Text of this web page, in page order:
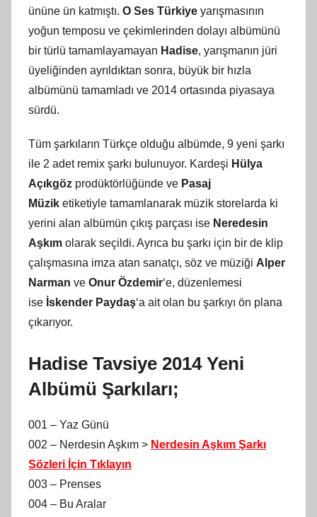
ününe ün katmıştı. O Ses Türkiye yarışmasının
yoğun temposu ve çekimlerinden dolayı albümünü
bir türlü tamamlayamayan Hadise, yarışmanın jüri
üyeliğinden ayrıldıktan sonra, büyük bir hızla
albümünü tamamladı ve 2014 ortasında piyasaya
sürdü.
Tüm şarkıların Türkçe olduğu albümde, 9 yeni şarkı
ile 2 adet remix şarkı bulunuyor. Kardeşi Hülya
Açıkgöz prodüktörlüğünde ve Pasaj
Müzik etiketiyle tamamlanarak müzik storelarda ki
yerini alan albümün çıkış parçası ise Neredesin
Aşkım olarak seçildi. Ayrıca bu şarkı için bir de klip
çalışmasına imza atan sanatçı, söz ve müziği Alper
Narman ve Onur Özdemir‘e, düzenlemesi
ise İskender Paydaş‘a ait olan bu şarkıyı ön plana
çıkarıyor.
Hadise Tavsiye 2014 Yeni
Albümü Şarkıları;
001 – Yaz Günü
002 – Nerdesin Aşkım > Nerdesin Aşkım Şarkı
Sözleri İçin Tıklayın
003 – Prenses
004 – Bu Aralar